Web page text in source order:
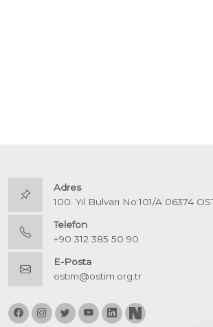
Adres
100. Yıl Bulvarı No:101/A 06374
Telefon
+90 312 385 50 90
E-Posta
ostim@ostim.org.tr